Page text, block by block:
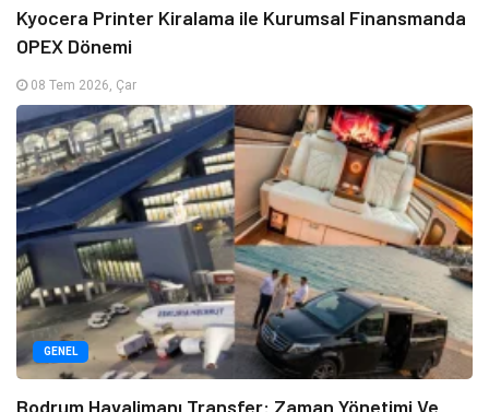
Kyocera Printer Kiralama ile Kurumsal Finansmanda
OPEX Dönemi
08 Tem 2026, Çar
GENEL
Bodrum Havalimanı Transfer: Zaman Yönetimi Ve